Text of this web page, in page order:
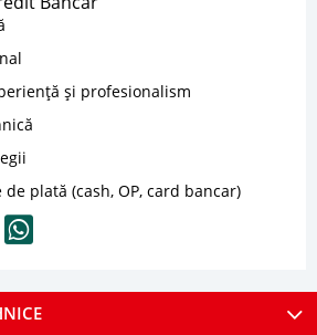
și profesionalism
plată (cash, OP, card bancar)